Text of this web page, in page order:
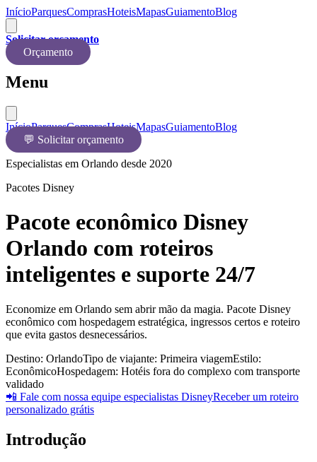
InícioParquesComprasHoteisMapasGuiamentoBlog
Solicitar orçamento
Orçamento
Menu
InícioParquesComprasHoteisMapasGuiamentoBlog
💬 Solicitar orçamento
Especialistas em Orlando desde 2020
Pacotes Disney
Pacote econômico Disney
Orlando com roteiros
inteligentes e suporte 24/7
Economize em Orlando sem abrir mão da magia. Pacote Disney
econômico com hospedagem estratégica, ingressos certos e roteiro
que evita gastos desnecessários.
Destino: OrlandoTipo de viajante: Primeira viagemEstilo:
EconômicoHospedagem: Hotéis fora do complexo com transporte
validado
📲 Fale com nossa equipe especialistas DisneyReceber um roteiro
personalizado grátis
Introdução